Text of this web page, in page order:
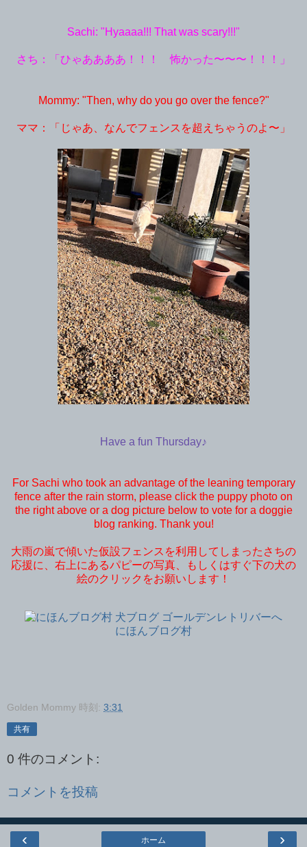
Sachi: "Hyaaaa!!! That was scary!!!"
さち：「ひゃああああ！！！ 怖かった〜〜〜！！！」
Mommy: "Then, why do you go over the fence?"
ママ：「じゃあ、なんでフェンスを超えちゃうのよ〜」
Have a fun Thursday♪
For Sachi who took an advantage of the leaning temporary
fence after the rain storm, please click the puppy photo on
the right above or a dog picture below to vote for a doggie
blog ranking. Thank you!
大雨の嵐で傾いた仮設フェンスを利用してしまったさちの
応援に、右上にあるパピーの写真、もしくはすぐ下の犬の
絵のクリックをお願いします！
にほんブログ村
Golden Mommy 時刻: 3:31
共有
0 件のコメント:
コメントを投稿
‹ ›
ホーム